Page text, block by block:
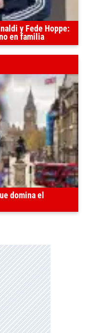
y Fede Hoppe:
en familia
domina el